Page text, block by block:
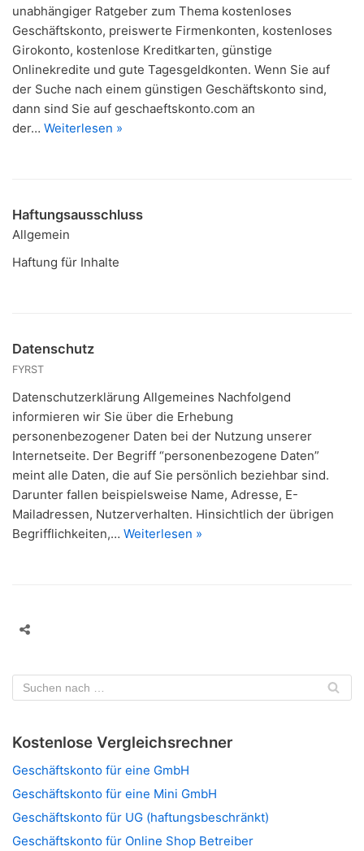
unabhängiger Ratgeber zum Thema kostenloses
Geschäftskonto, preiswerte Firmenkonten, kostenloses
Girokonto, kostenlose Kreditkarten, günstige
Onlinekredite und gute Tagesgeldkonten. Wenn Sie auf
der Suche nach einem günstigen Geschäftskonto sind,
dann sind Sie auf geschaeftskonto.com an
der… Weiterlesen »
Haftungsausschluss
Allgemein
Haftung für Inhalte
Datenschutz
FYRST
Datenschutzerklärung Allgemeines Nachfolgend
informieren wir Sie über die Erhebung
personenbezogener Daten bei der Nutzung unserer
Internetseite. Der Begriff “personenbezogene Daten”
meint alle Daten, die auf Sie persönlich beziehbar sind.
Darunter fallen beispielsweise Name, Adresse, E-
Mailadressen, Nutzerverhalten. Hinsichtlich der übrigen
Begrifflichkeiten,… Weiterlesen »
Kostenlose Vergleichsrechner
Geschäftskonto für eine GmbH
Geschäftskonto für eine Mini GmbH
Geschäftskonto für UG (haftungsbeschränkt)
Geschäftskonto für Online Shop Betreiber